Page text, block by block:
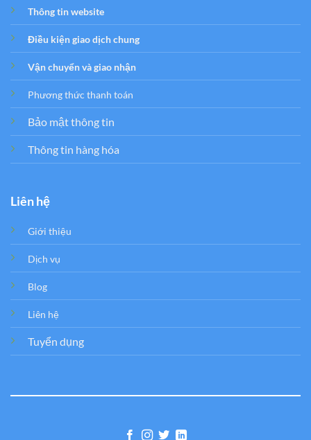
Thông tin website
Điều kiện giao dịch chung
Vận chuyển và giao nhận
Phương thức thanh toán
Bảo mật thông tin
Thông tin hàng hóa
Liên hệ
Giới thiệu
Dịch vụ
Blog
Liên hệ
Tuyển dụng